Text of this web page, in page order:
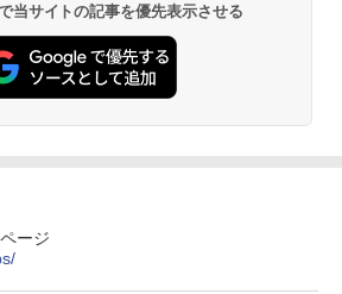
スDIGITAL)
モノクロ版 39 (ジャンプ
当サイトの記事を優先表示させる
ージ